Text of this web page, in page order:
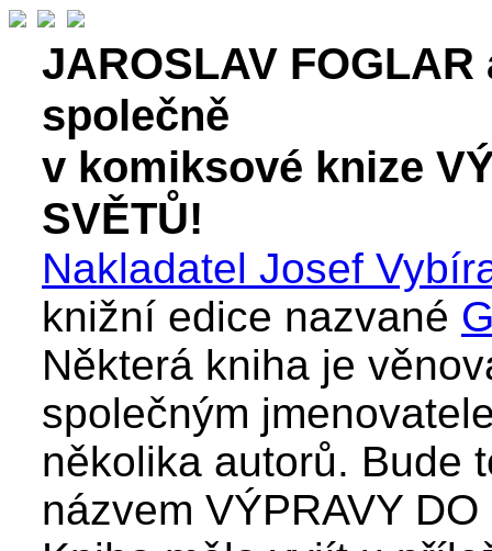
JAROSLAV FOGLAR
společně
v komiksové knize
SVĚTŮ!
Nakladatel Josef
knižní edice nazvané
Některá kniha je
společným
několika autorů. Bude
názvem VÝPRAVY